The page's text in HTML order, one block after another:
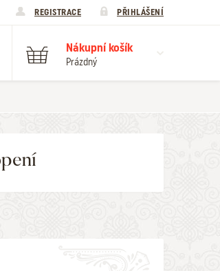
REGISTRACE PŘIHLÁŠENÍ
Nákupní košík
Prázdný